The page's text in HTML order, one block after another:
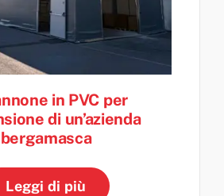
in PVC per
di un’azienda
bergamasca
Leggi di più